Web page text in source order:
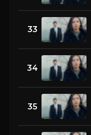
33
34
35